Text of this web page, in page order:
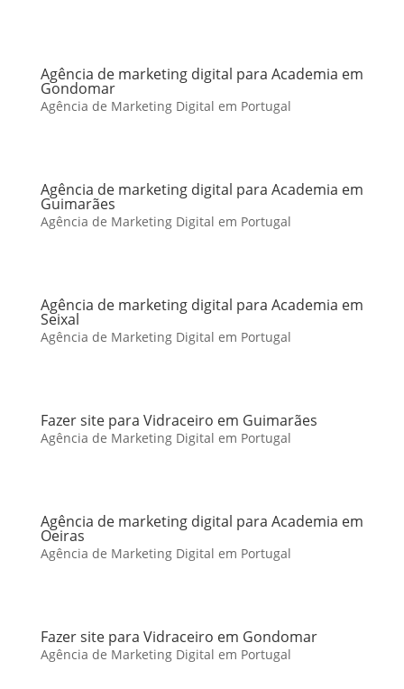
Agência de marketing digital para Academia em
Gondomar
Agência de Marketing Digital em Portugal
Agência de marketing digital para Academia em
Guimarães
Agência de Marketing Digital em Portugal
Agência de marketing digital para Academia em
Seixal
Agência de Marketing Digital em Portugal
Fazer site para Vidraceiro em Guimarães
Agência de Marketing Digital em Portugal
Agência de marketing digital para Academia em
Oeiras
Agência de Marketing Digital em Portugal
Fazer site para Vidraceiro em Gondomar
Agência de Marketing Digital em Portugal